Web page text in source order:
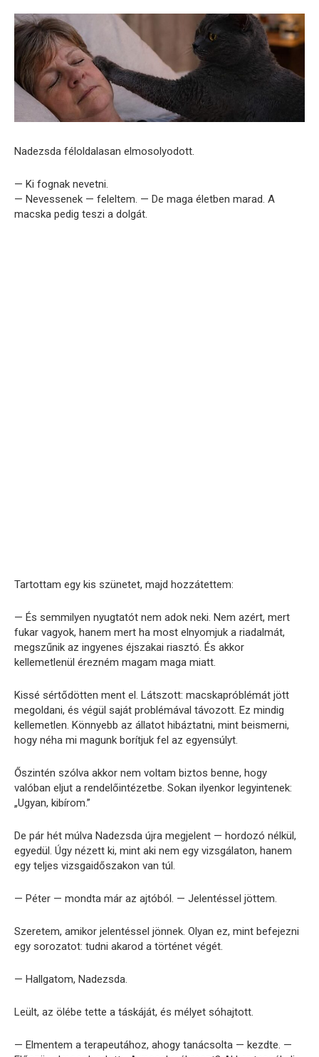
Nadezsda féloldalasan elmosolyodott.
— Ki fognak nevetni.
— Nevessenek — feleltem. — De maga életben marad. A
macska pedig teszi a dolgát.
Tartottam egy kis szünetet, majd hozzátettem:
— És semmilyen nyugtatót nem adok neki. Nem azért, mert
fukar vagyok, hanem mert ha most elnyomjuk a riadalmát,
megszűnik az ingyenes éjszakai riasztó. És akkor
kellemetlenül érezném magam maga miatt.
Kissé sértődötten ment el. Látszott: macskapróblémát jött
megoldani, és végül saját problémával távozott. Ez mindig
kellemetlen. Könnyebb az állatot hibáztatni, mint beismerni,
hogy néha mi magunk borítjuk fel az egyensúlyt.
Őszintén szólva akkor nem voltam biztos benne, hogy
valóban eljut a rendelőintézetbe. Sokan ilyenkor legyintenek:
„Ugyan, kibírom.”
De pár hét múlva Nadezsda újra megjelent — hordozó nélkül,
egyedül. Úgy nézett ki, mint aki nem egy vizsgálaton, hanem
egy teljes vizsgaidőszakon van túl.
— Péter — mondta már az ajtóból. — Jelentéssel jöttem.
Szeretem, amikor jelentéssel jönnek. Olyan ez, mint befejezni
egy sorozatot: tudni akarod a történet végét.
— Hallgatom, Nadezsda.
Leült, az ölébe tette a táskáját, és mélyet sóhajtott.
— Elmentem a terapeutához, ahogy tanácsolta — kezdte. —